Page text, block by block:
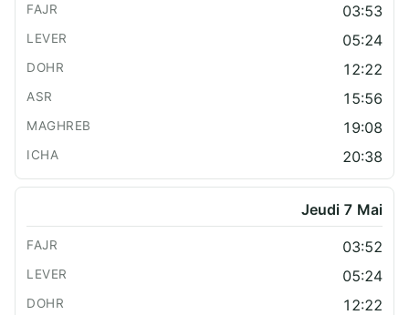
03:53
05:24
12:22
15:56
19:08
20:38
Jeudi 7 Mai
03:52
05:24
12:22